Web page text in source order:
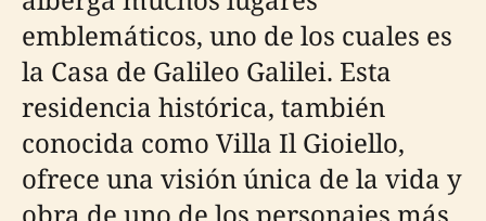
emblemáticos, uno de los cuales es
la Casa de Galileo Galilei. Esta
residencia histórica, también
conocida como Villa Il Gioiello,
ofrece una visión única de la vida y